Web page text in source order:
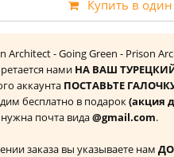
Купить в
Architect - Going Green - Prison
нами НА ВАШ ТУРЕЦКИЙ
аккаунта ПОСТАВЬТЕ
бесплатно в подарок(акция
нужна почта вида@gmail.com.
заказа вы указываете нам